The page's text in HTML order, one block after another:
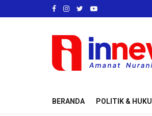
BERANDA POLITIK &